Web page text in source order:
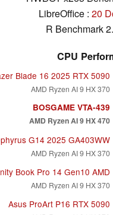
LibreOffice : 20
R Benchmark
CPU
Blade 16 2025 RTX 5090
AMD Ryzen AI 9 HX 370
BOSGAME VTA-439
AMD Ryzen AI 9 HX 470
G14 2025 GA403WW
AMD Ryzen AI 9 HX 370
Book Pro 14 Gen10 AMD
AMD Ryzen AI 9 HX 370
Asus ProArt P16 RTX 5090